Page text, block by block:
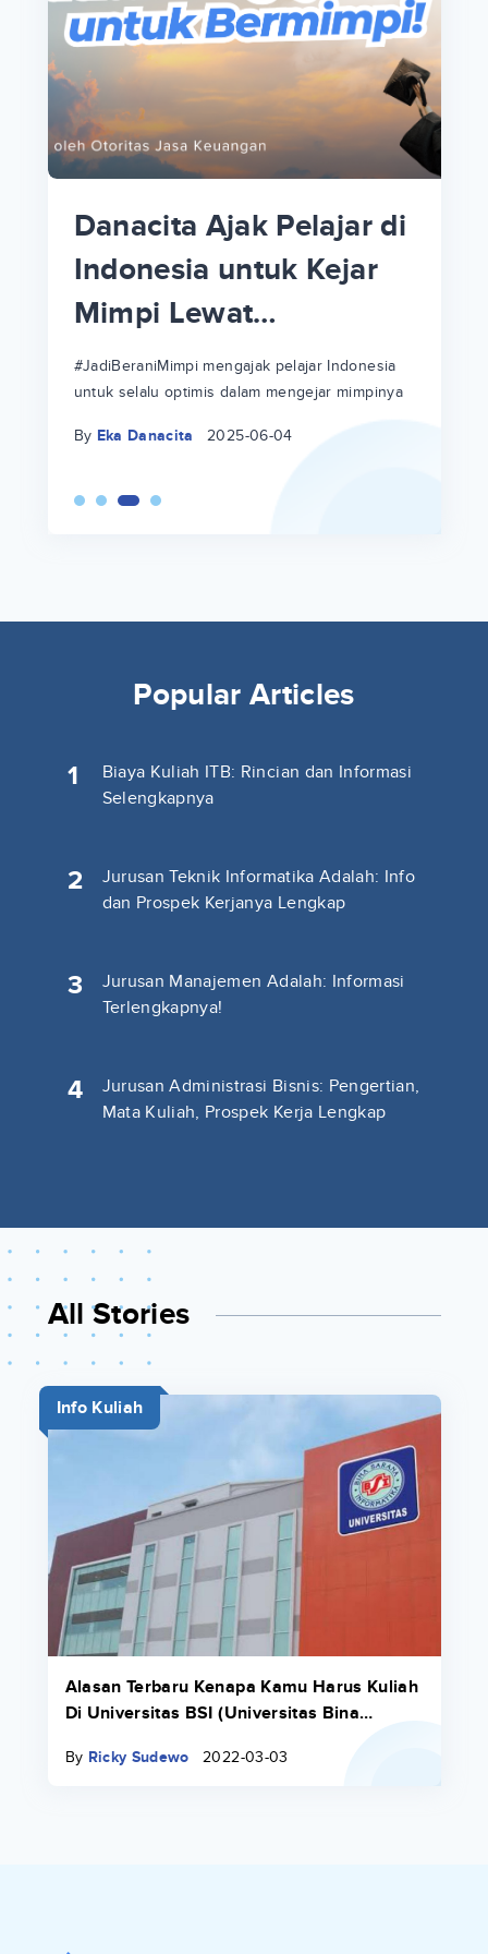
Danacita Ajak Pelajar di
Indonesia untuk Kejar
Mimpi Lewat
#JadiBeraniMimpi
#JadiBeraniMimpi mengajak pelajar Indonesia
untuk selalu optimis dalam mengejar mimpinya
By Eka Danacita 2025-06-04
Popular Articles
1
Biaya Kuliah ITB: Rincian dan Informasi
Selengkapnya
2
Jurusan Teknik Informatika Adalah: Info
dan Prospek Kerjanya Lengkap
3
Jurusan Manajemen Adalah: Informasi
Terlengkapnya!
4
Jurusan Administrasi Bisnis: Pengertian,
Mata Kuliah, Prospek Kerja Lengkap
All Stories
Info Kuliah
Alasan Terbaru Kenapa Kamu Harus Kuliah
Di Universitas BSI (Universitas Bina
By Ricky Sudewo 2022-03-03